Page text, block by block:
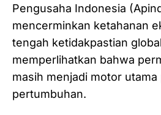
Pengusaha Indonesia
mencerminkan ketahanan
tengah ketidakpastian
memperlihatkan bahwa
masih menjadi motor
pertumbuhan.